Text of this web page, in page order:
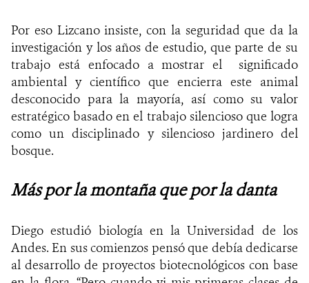
Por eso Lizcano insiste, con la seguridad que da la
investigación y los años de estudio, que parte de su
trabajo está enfocado a mostrar el significado
ambiental y científico que encierra este animal
desconocido para la mayoría, así como su valor
estratégico basado en el trabajo silencioso que logra
como un disciplinado y silencioso jardinero del
bosque.
Más por la montaña que por la danta
Diego estudió biología en la Universidad de los
Andes. En sus comienzos pensó que debía dedicarse
al desarrollo de proyectos biotecnológicos con base